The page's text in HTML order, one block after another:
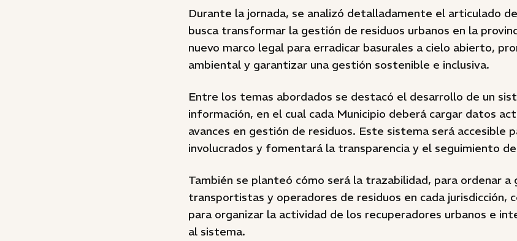
Durante la jornada, se analizó detalladamente el articulado
busca transformar la gestión de residuos urbanos en la
nuevo marco legal para erradicar basurales a cielo abierto,
ambiental y garantizar una gestión sostenible e inclusiva.
Entre los temas abordados se destacó el desarrollo de un
información, en el cual cada Municipio deberá cargar datos
avances en gestión de residuos. Este sistema será accesible
involucrados y fomentará la transparencia y el seguimiento
También se planteó cómo será la trazabilidad, para ordenar a
transportistas y operadores de residuos en cada jurisdicción,
para organizar la actividad de los recuperadores urbanos e
al sistema.